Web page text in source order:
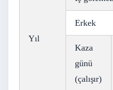
Yıl
Erkek
Kaza
günü
(çalışır)